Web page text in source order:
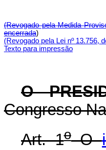
(Revogado pela Medida
encerrada)
(Revogado pela Lei nº 13.756,
Texto para impressão
O
Congresso
Art. 1oO